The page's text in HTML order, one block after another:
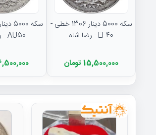
سکه 5000 دینار 1306 خطی -
EF40 - رضا شاه
15,500,000 تومان
AU50 - رضا شاه
16,500,000